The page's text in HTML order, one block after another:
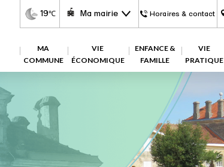
19℃ Ma mairie Horaires & contact
MA
COMMUNE
VIE
ÉCONOMIQUE
ENFANCE &
FAMILLE
VIE
PRATIQUE